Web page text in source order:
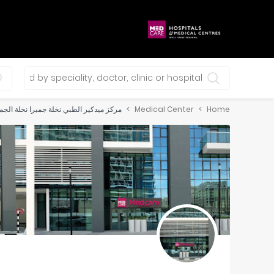
Home
Medical Center مركز ميدكير الطبي نخلة جميرا نخلة